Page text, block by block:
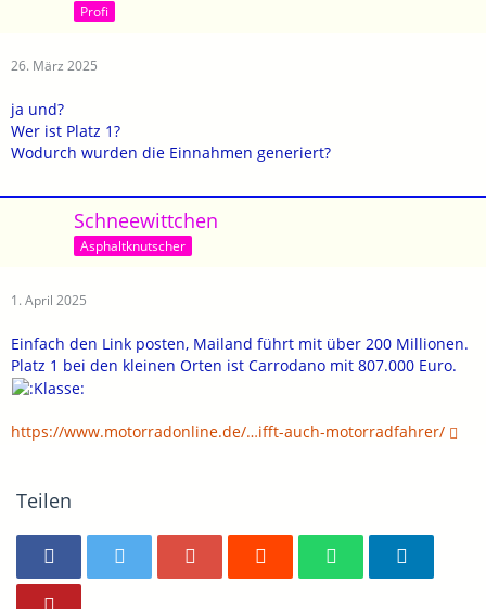
Profi
26. März 2025
ja und?
Wer ist Platz 1?
Wodurch wurden die Einnahmen generiert?
Schneewittchen
Asphaltknutscher
1. April 2025
Einfach den Link posten, Mailand führt mit über 200 Millionen.
Platz 1 bei den kleinen Orten ist Carrodano mit 807.000 Euro.
https://www.motorradonline.de/…ifft-auch-motorradfahrer/
Teilen